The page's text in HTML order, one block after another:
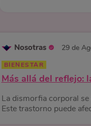
Nosotras 29 de
BIENESTAR
Más allá del reflejo:
La dismorfia corporal